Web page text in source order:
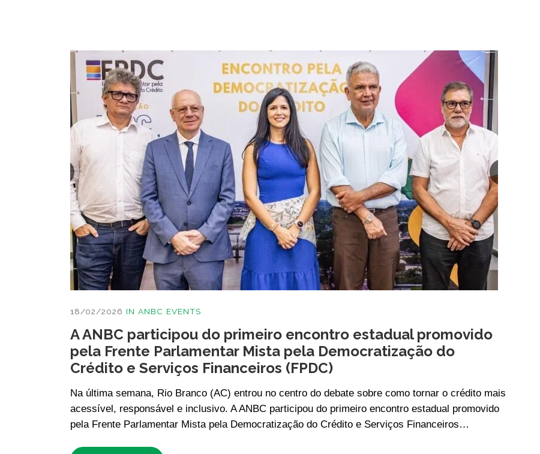
18/02/2026 IN ANBC EVENTS
A ANBC participou do primeiro encontro estadual promovido
pela Frente Parlamentar Mista pela Democratização do
Crédito e Serviços Financeiros (FPDC)
Na última semana, Rio Branco (AC) entrou no centro do debate sobre como tornar o crédito mais
acessível, responsável e inclusivo. A ANBC participou do primeiro encontro estadual promovido
pela Frente Parlamentar Mista pela Democratização do Crédito e Serviços Financeiros…